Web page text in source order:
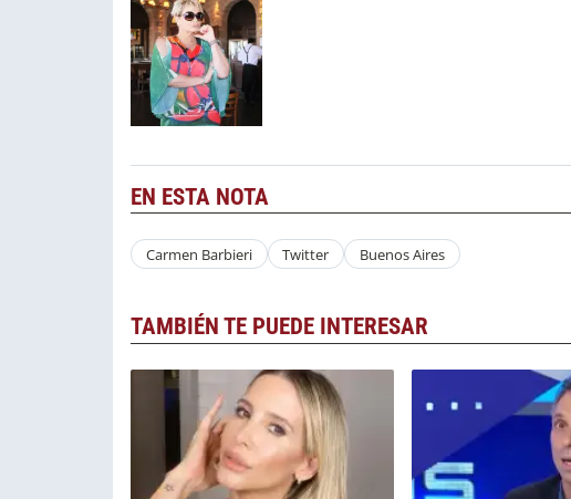
EN ESTA NOTA
Carmen Barbieri Twitter Buenos Aires
TAMBIÉN TE PUEDE INTERESAR